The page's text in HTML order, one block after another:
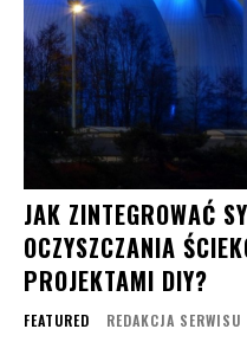
JAK ZINTEGROWAĆ
OCZYSZCZANIA
PROJEKTAMI DIY?
FEATURED REDAKCJA SERWISU